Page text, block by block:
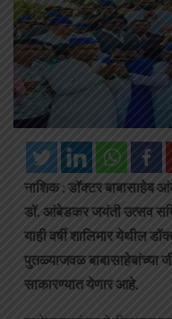
नाशिक : डॉक्टर बाबासाहेब
डॉ. आंबेडकर जयंती उत्सव
याही वर्षी शालिमार येथील
पुतळ्याजवळ बाबासाहेबांच्या
साकारण्यात येणार आहे.